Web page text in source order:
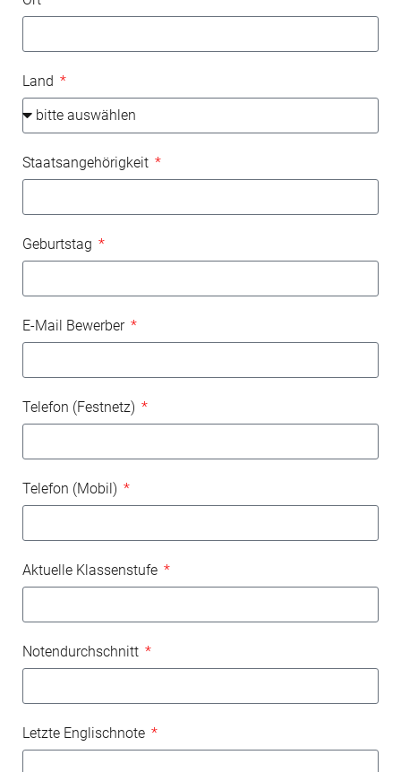
Land
Staatsangehörigkeit
Geburtstag
E-Mail Bewerber
Telefon (Festnetz)
Telefon (Mobil)
Aktuelle Klassenstufe
Notendurchschnitt
Letzte Englischnote